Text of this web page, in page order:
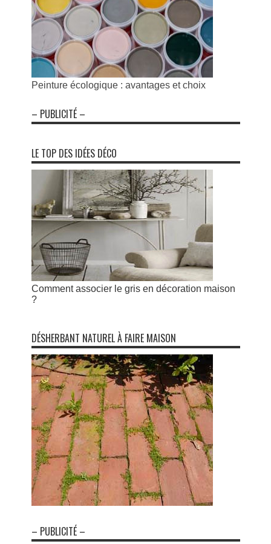
Peinture écologique : avantages et choix
– PUBLICITÉ –
LE TOP DES IDÉES DÉCO
Comment associer le gris en décoration maison
?
DÉSHERBANT NATUREL À FAIRE MAISON
– PUBLICITÉ –